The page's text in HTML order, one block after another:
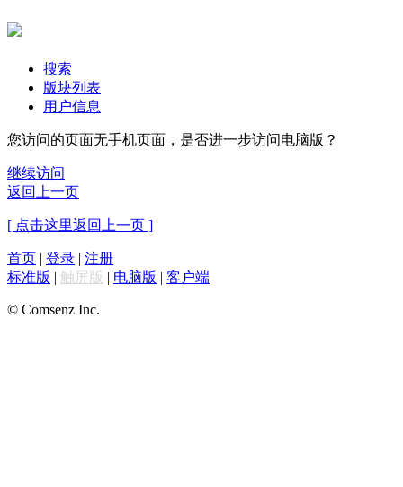
搜索
版块列表
用户信息
您访问的页面无手机页面，是否进一步访问电脑版？
继续访问
返回上一页
[ 点击这里返回上一页 ]
首页 | 登录 | 注册
标准版 | 触屏版 | 电脑版 | 客户端
© Comsenz Inc.